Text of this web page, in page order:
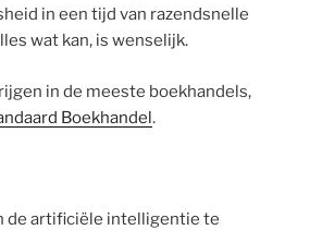
in een tijd van razendsnelle
wat kan, is wenselijk.
in de meeste boekhandels,
Boekhandel.
de artificiële intelligentie te